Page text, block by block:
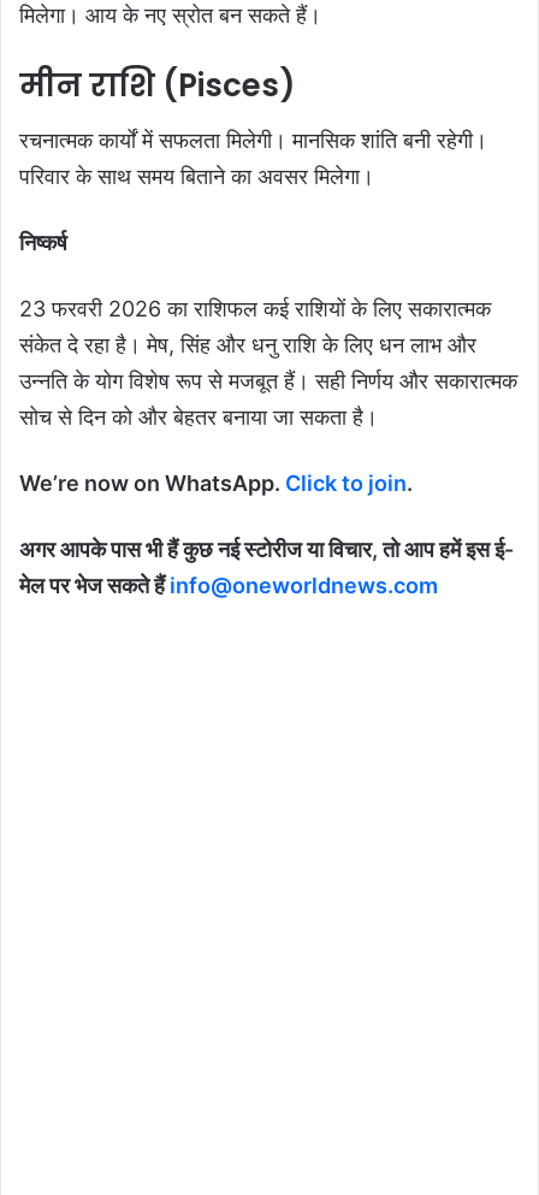
मिलेगा। आय के नए स्रोत बन सकते हैं।
मीन राशि (Pisces)
रचनात्मक कार्यों में सफलता मिलेगी। मानसिक शांति बनी रहेगी।
परिवार के साथ समय बिताने का अवसर मिलेगा।
निष्कर्ष
23 फरवरी 2026 का राशिफल कई राशियों के लिए सकारात्मक
संकेत दे रहा है। मेष, सिंह और धनु राशि के लिए धन लाभ और
उन्नति के योग विशेष रूप से मजबूत हैं। सही निर्णय और सकारात्मक
सोच से दिन को और बेहतर बनाया जा सकता है।
We’re now on WhatsApp. Click to join.
अगर आपके पास भी हैं कुछ नई स्टोरीज या विचार, तो आप हमें इस ई-
मेल पर भेज सकते हैंinfo@oneworldnews.com